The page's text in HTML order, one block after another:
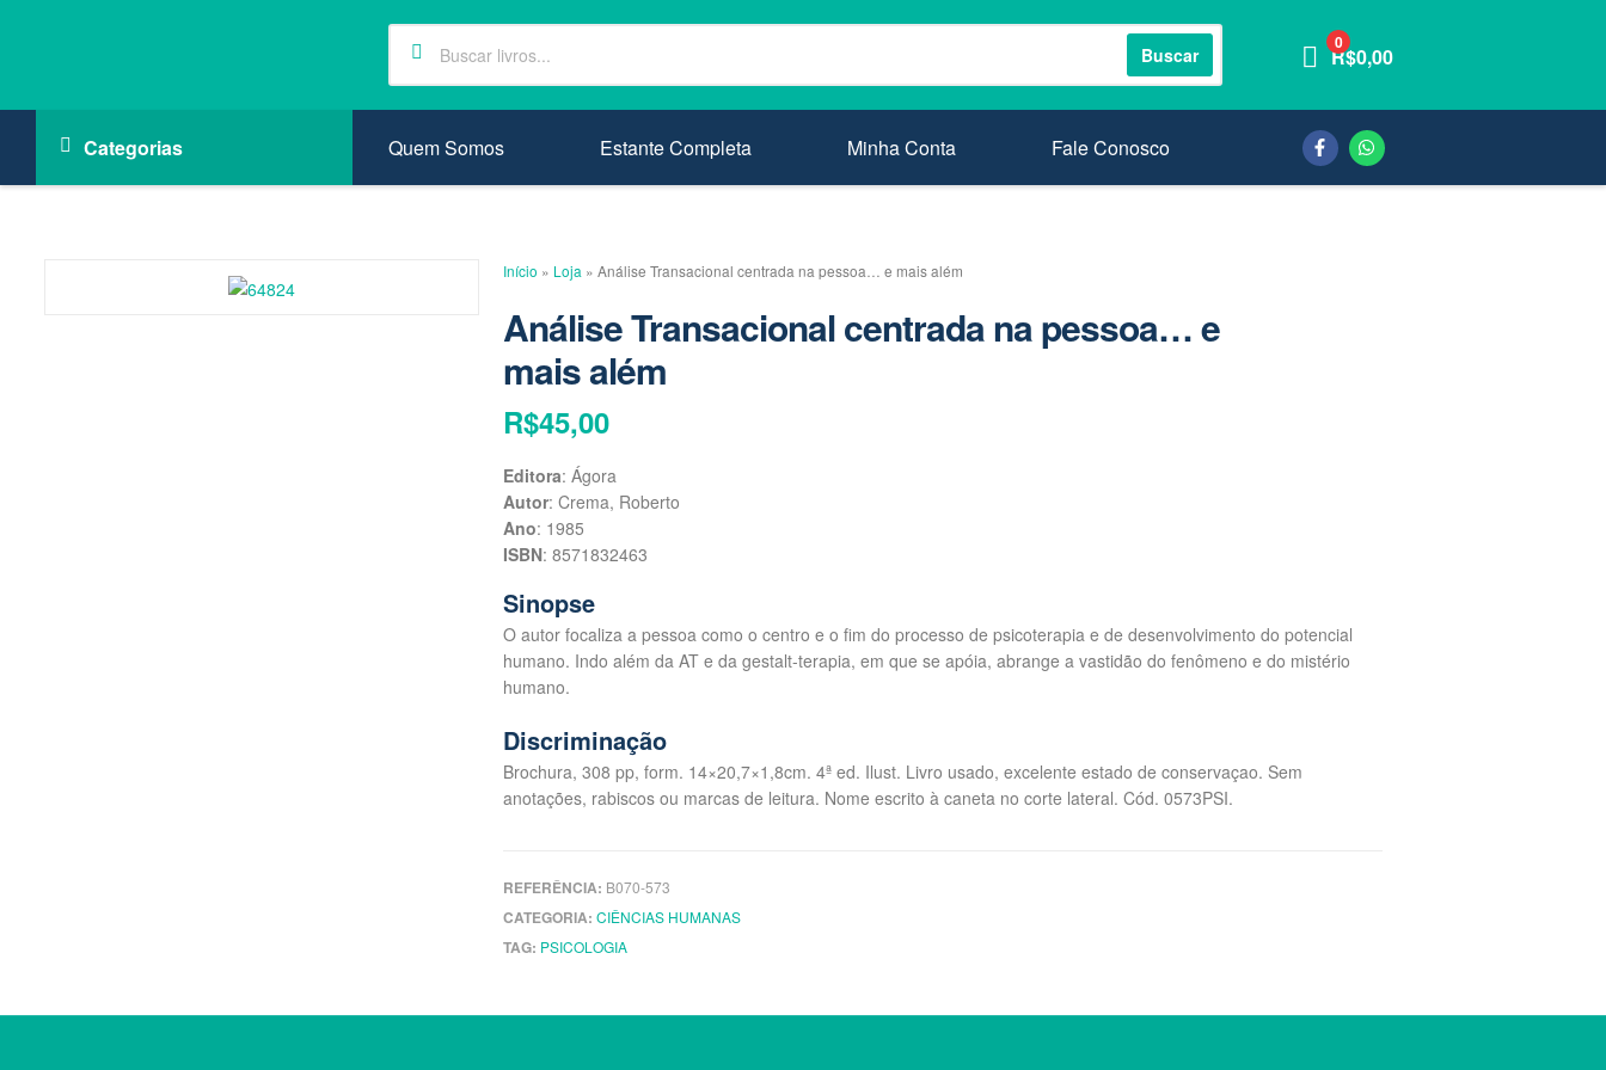
Buscar
0
R$0,00
Categorias Quem Somos Estante Completa Minha Conta Fale Conosco
Início » Loja » Análise Transacional centrada na pessoa… e mais além
Análise Transacional centrada na pessoa… e
mais além
R$45,00
Editora: Ágora
Autor: Crema, Roberto
Ano: 1985
ISBN: 8571832463
Sinopse
O autor focaliza a pessoa como o centro e o fim do processo de psicoterapia e de desenvolvimento do potencial
humano. Indo além da AT e da gestalt-terapia, em que se apóia, abrange a vastidão do fenômeno e do mistério
humano.
Discriminação
Brochura, 308 pp, form. 14×20,7×1,8cm. 4ª ed. Ilust. Livro usado, excelente estado de conservaçao. Sem
anotações, rabiscos ou marcas de leitura. Nome escrito à caneta no corte lateral. Cód. 0573PSI.
REFERÊNCIA: B070-573
CATEGORIA: CIÊNCIAS HUMANAS
TAG: PSICOLOGIA